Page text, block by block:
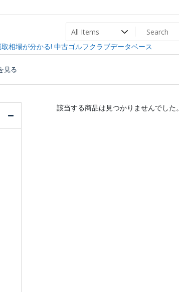
dev
マーケット
相場が分かる! 中古ゴルフクラブデータベース
見る
該当する商品は見つかりませんでした。